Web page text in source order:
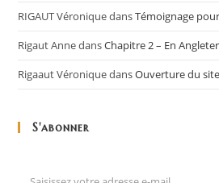
RIGAUT VéroniquedansTémoignage
Rigaut AnnedansChapitre 2 – En
Rigaaut VéroniquedansOuverture du
S'abonner